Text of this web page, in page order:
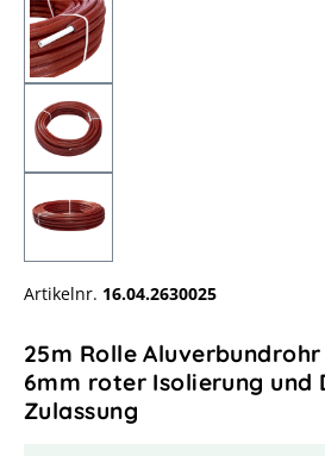
Artikelnr. 16.04.2630025
25m Rolle
6mm roter Isolierung und
Zulassung